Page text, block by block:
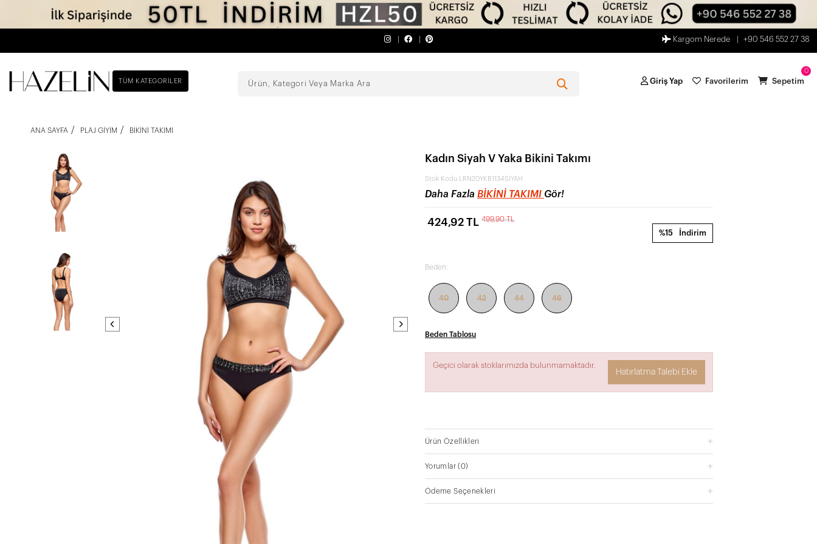
Kargom Nerede +90 546 552 27 38
TÜM KATEGORILER Giriş Yap Favorilerim
0
Sepetim
ANA SAYFA PLAJ GIYIM BIKINI TAKIMI
Kadın Siyah V Yaka Bikini Takımı
Stok Kodu LRN20YKB1134SİYAH
Daha Fazla BIKINI TAKIMI Gör!
%15 İndirim
424,92 TL 499,90 TL
Beden:
40 42 44 46
Beden Tablosu
Geçici olarak stoklarımızda bulunmamaktadır.
Hatırlatma Talebi Ekle
Ürün Özellikleri
Yorumlar(0)
Ödeme Seçenekleri